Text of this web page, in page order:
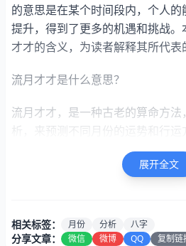
的意思是在某个时间段内，个人
提升，得到了更多的机遇和挑战
才才的含义，为读者解释其所代表
流月才才是什么意思？
流月才才，是一种古老的算命方
析，来预测不同月份的运势和行
历月份推算，不同的月份所代表的
而才才则是指八字中的天干和地支
八字流月才才是什么意思？
展开全文
相关标签： 月份 分析 八字
分享文章： 微信 微博 QQ 复制链